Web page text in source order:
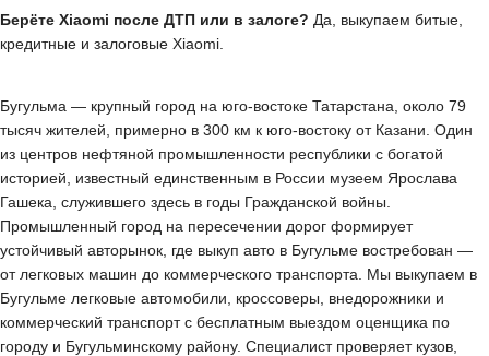
Берёте Xiaomi после ДТП или в залоге? Да, выкупаем битые,
кредитные и залоговые Xiaomi.
Бугульма — крупный город на юго-востоке Татарстана, около 79
тысяч жителей, примерно в 300 км к юго-востоку от Казани. Один
из центров нефтяной промышленности республики с богатой
историей, известный единственным в России музеем Ярослава
Гашека, служившего здесь в годы Гражданской войны.
Промышленный город на пересечении дорог формирует
устойчивый авторынок, где выкуп авто в Бугульме востребован —
от легковых машин до коммерческого транспорта. Мы выкупаем в
Бугульме легковые автомобили, кроссоверы, внедорожники и
коммерческий транспорт с бесплатным выездом оценщика по
городу и Бугульминскому району. Специалист проверяет кузов,